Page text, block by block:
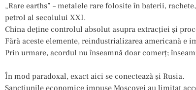
„Rare earths” – metalele rare folosite în baterii,
petrol al secolului XXI.
China deține controlul absolut asupra extracției și
Fără aceste elemente, reindustrializarea americană e
Prin urmare, acordul nu înseamnă doar comerț;
În mod paradoxal, exact aici se conectează și Rusia.
Sancțiunile economice impuse Moscovei au limitat